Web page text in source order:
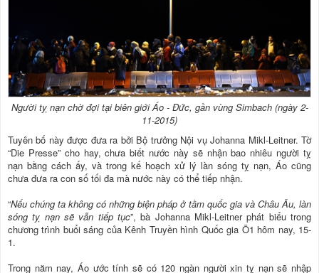
Người tỵ nạn chờ đợi tại biên giới Áo - Đức, gần vùng Simbach (ngày 2-
11-2015)
Tuyên bố này được đưa ra bởi Bộ trưởng Nội vụ Johanna Mikl-Leitner. Tờ
“Die Presse” cho hay, chưa biết nước này sẽ nhận bao nhiêu người tỵ
nạn bằng cách ấy, và trong kế hoạch xử lý làn sóng tỵ nạn, Áo cũng
chưa đưa ra con số tối đa mà nước này có thể tiếp nhận.
“Nếu chúng ta không có những biện pháp ở tầm quốc gia và Châu Âu, làn
sóng tỵ nạn sẽ vẫn tiếp tục”, bà Johanna Mikl-Leitner phát biểu trong
chương trình buổi sáng của Kênh Truyền hình Quốc gia Ö1 hôm nay, 15-
1.
Trong năm nay, Áo ước tính sẽ có 120 ngàn người xin tỵ nạn sẽ nhập